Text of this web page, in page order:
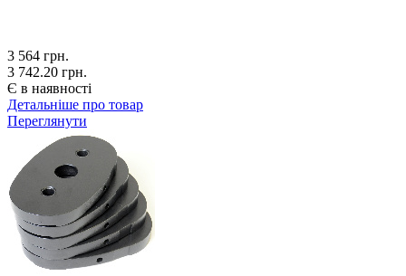
3 564 грн.
3 742.20 грн.
Є в наявності
Детальніше про товар
Переглянути